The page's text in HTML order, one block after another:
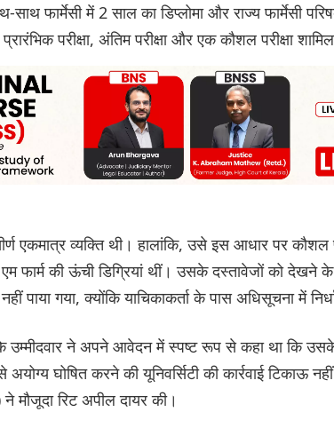
साथ फार्मेसी में 2 साल का डिप्लोमा और राज्य फार्मेसी
परीक्षा, अंतिम परीक्षा और एक कौशल परीक्षा
एकमात्र व्यक्ति थी। हालांकि, उसे इस आधार पर
फार्म की ऊंची डिग्र‌ियां ‌थीं। उसके दस्तावेजों को देखने के
पाया गया, क्योंकि याचिकाकर्ता के पास अधिसूचना में
उम्मीदवार ने अपने आवेदन में स्पष्ट रूप से कहा था कि उसके
घोषित करने की यूनिवर्सिटी की कार्रवाई टिकाऊ
ने मौजूदा रिट अपील दायर की।